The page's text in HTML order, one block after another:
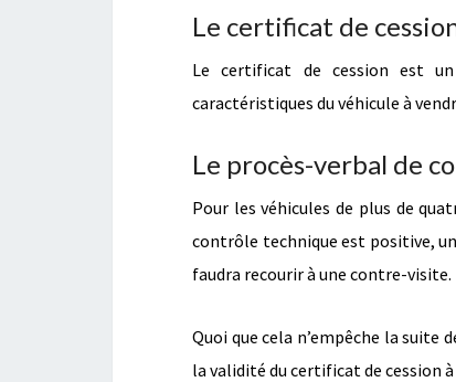
Le certificat de
Le certificat de cession est
caractéristiques du véhicule à
Le procès-verbal de
Pour les véhicules de plus de
contrôle technique est positive,
faudra recourir à une contre-visite.
Quoi que cela n’empêche la
la validité du certificat de cession